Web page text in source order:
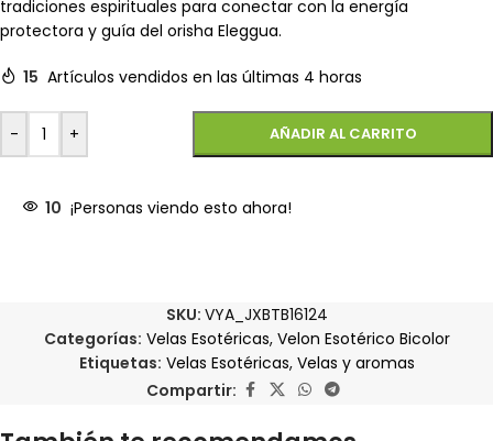
tradiciones espirituales para conectar con la energía
protectora y guía del orisha Eleggua.
15 Artículos vendidos en las últimas 4 horas
- + AÑADIR AL CARRITO
10 ¡Personas viendo esto ahora!
SKU: VYA_JXBTB16124
Categorías: Velas Esotéricas, Velon Esotérico Bicolor
Etiquetas: Velas Esotéricas, Velas y aromas
Compartir: